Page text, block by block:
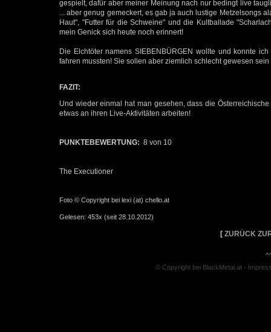
gespielt, dafür aber meiner Meinung nach nur bedingt live
... aber genug gemeckert, es gab ja auch lustige Metzelsongs
Haut", "Futter für die Schweine" und die Kultballade
mein Genick sich heute noch erinnert!
Die Elchtöter namens SIEBENBÜRGEN wollte und konnte
fahren mussten! Sie sollen aber ziemlich schlecht gewesen
FAZIT:
Und wieder einmal hat man gesehen, dass die
etwas an ihren Live-Aktivitäten arbeiten!
PUNKTEBEWERTUNG: 8 von 10
The Executioner
Foto © Copyright bei lexi (at) chello.at
Gelesen: 453x (seit 28.10.2012)
[ ZURÜCK
© Copyright bei BlackMetal.at -